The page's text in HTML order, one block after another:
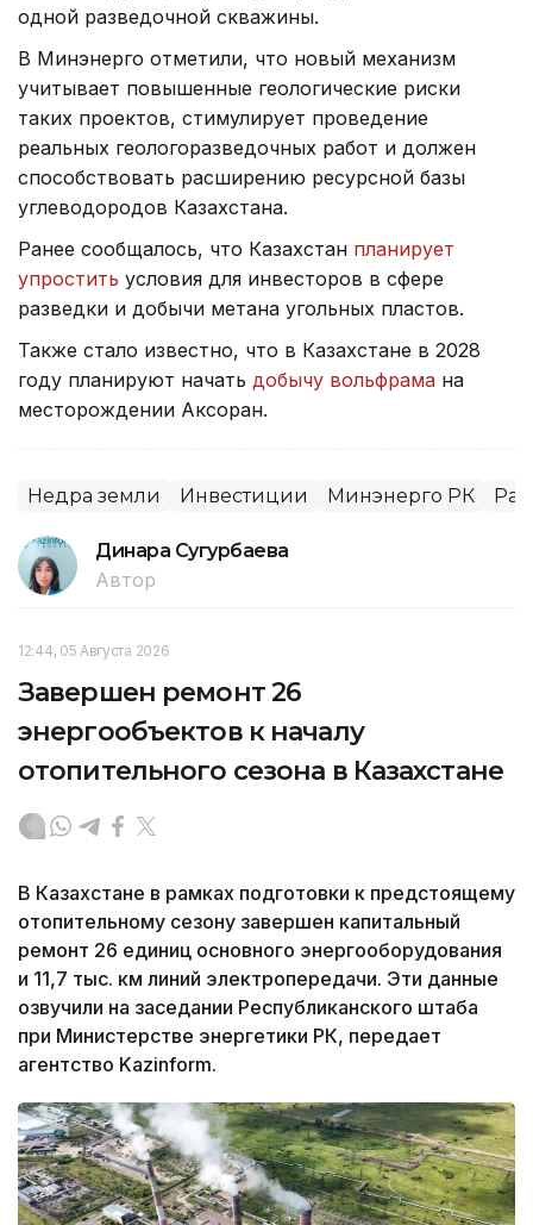
одной разведочной скважины.
В Минэнерго отметили, что новый механизм
учитывает повышенные геологические риски
таких проектов, стимулирует проведение
реальных геологоразведочных работ и должен
способствовать расширению ресурсной базы
углеводородов Казахстана.
Ранее сообщалось, что Казахстан планирует
упростить условия для инвесторов в сфере
разведки и добычи метана угольных пластов.
Также стало известно, что в Казахстане в 2028
году планируют начать добычу вольфрама на
месторождении Аксоран.
Недра земли Инвестиции Минэнерго РК
Динара Сугурбаева
Автор
12:44, 05 Августа 2026
Завершен ремонт 26
энергообъектов к началу
отопительного сезона в Казахстане
В Казахстане в рамках подготовки к предстоящему
отопительному сезону завершен капитальный
ремонт 26 единиц основного энергооборудования
и 11,7 тыс. км линий электропередачи. Эти данные
озвучили на заседании Республиканского штаба
при Министерстве энергетики РК, передает
агентство Kazinform.